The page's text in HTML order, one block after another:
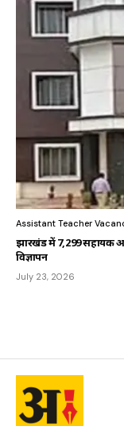
Assistant Teacher
झारखंड में 7,299 सहायक
विज्ञापन
July 23, 2026